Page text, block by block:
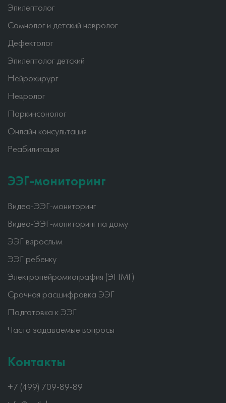
Эпилептолог
Сомнолог и детский невролог
Дефектолог
Эпилептолог детский
Нейрохирург
Невролог
Паркинсонолог
Онлайн консультация
Реабилитация
ЭЭГ-мониторинг
Видео-ЭЭГ-мониторинг
Видео-ЭЭГ-мониторинг на дому
ЭЭГ взрослым
ЭЭГ ребенку
Электронейромиография (ЭНМГ)
Срочная расшифровка ЭЭГ
Подготовка к ЭЭГ
Часто задаваемые вопросы
Контакты
+7 (499) 709-89-89